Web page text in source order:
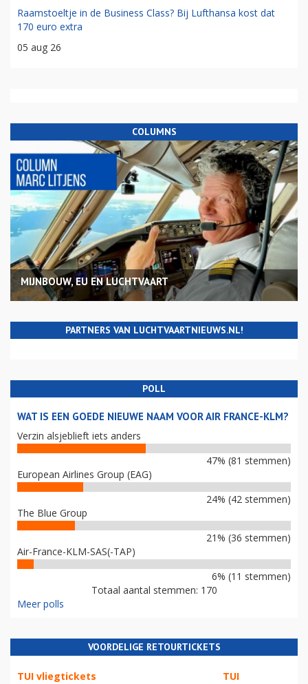
Raamstoeltje in de Business Class? Bij Lufthansa kost dat
170 euro extra
05 aug 26
COLUMNS
MIJNBOUW, EU EN LUCHTVAART
PARTNERS VAN LUCHTVAARTNIEUWS.NL!
POLL
WAT IS EEN GOEDE NIEUWE NAAM VOOR AIR FRANCE-KLM?
Verzin alsjeblieft iets anders
47% (81 stemmen)
European Airlines Group (EAG)
24% (42 stemmen)
The Blue Group
21% (36 stemmen)
Air-France-KLM-SAS(-TAP)
6% (11 stemmen)
Totaal aantal stemmen: 170
Meer polls
VOORDELIGE RETOURTICKETS
TUI vliegtickets TUI